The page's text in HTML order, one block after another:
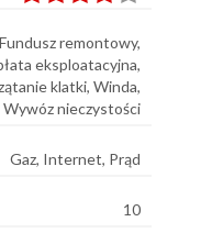
remontowy,
eksploatacyjna,
klatki, Winda,
Wywóz nieczystości
Gaz, Internet, Prąd
10